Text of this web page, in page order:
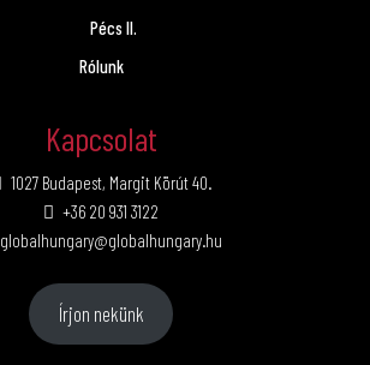
Pécs II.
Rólunk
Kapcsolat
1027 Budapest, Margit Körút 40.
+36 20 931 3122
globalhungary@globalhungary.hu
Írjon nekünk